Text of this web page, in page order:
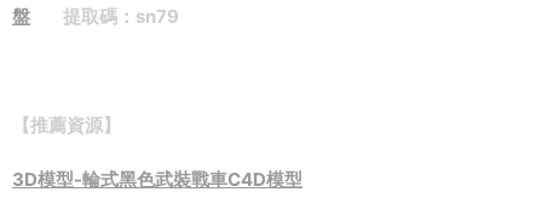
盤 提取碼：sn79
【推薦資源】
3D模型-輪式黑色武裝戰車C4D模型